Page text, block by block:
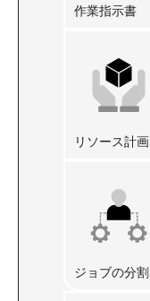
作業指示書
リソース計画
ジョブの分割